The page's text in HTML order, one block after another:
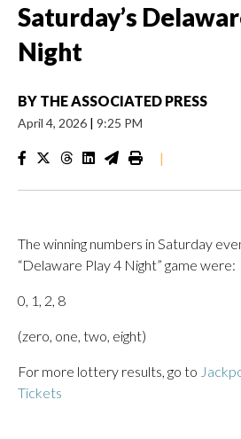
Saturday’s
Night
BY THE ASSOCIATED PRESS
April 4, 2026 | 9:25 PM
|
The winning numbers in Saturday
“Delaware Play 4 Night” game were:
0, 1, 2, 8
(zero, one, two, eight)
For more lottery results, go to
Tickets